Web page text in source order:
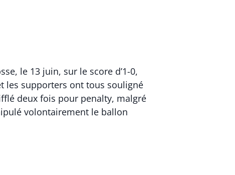
le 13 juin, sur le score d’1-0,
les supporters ont tous souligné
deux fois pour penalty, malgré
volontairement le ballon